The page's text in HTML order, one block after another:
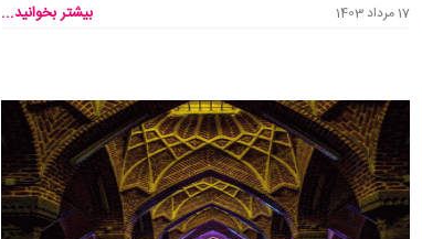
17 مرداد 1403 بیشتر بخوانید...